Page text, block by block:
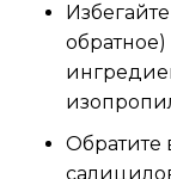
Обратите